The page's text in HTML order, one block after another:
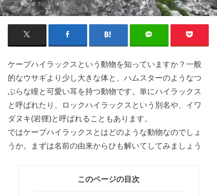
ケープハイラックスという動物を知っていますか？一般
的なウサギより少し大きな体と、ハムスターのようなつ
ぶらな瞳と可愛い耳を持つ動物です。単にハイラックス
と呼ばれたり、
ロックハイラックス という別名や、 イワ
ダヌキ(岩狸)と呼ばれることもあります。
ではケープハイラックスとはどのような動物なのでしょ
うか。まずは名前の由来からひも解いてしてみましょう
このページの目次